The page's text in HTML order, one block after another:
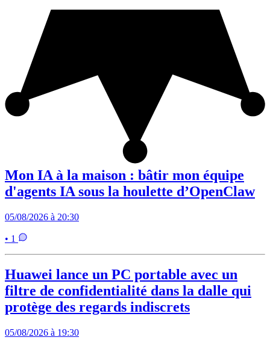
Mon IA à la maison : bâtir mon équipe
d'agents IA sous la houlette d’OpenClaw
05/08/2026 à 20:30
• 1
Huawei lance un PC portable avec un
filtre de confidentialité dans la dalle qui
protège des regards indiscrets
05/08/2026 à 19:30